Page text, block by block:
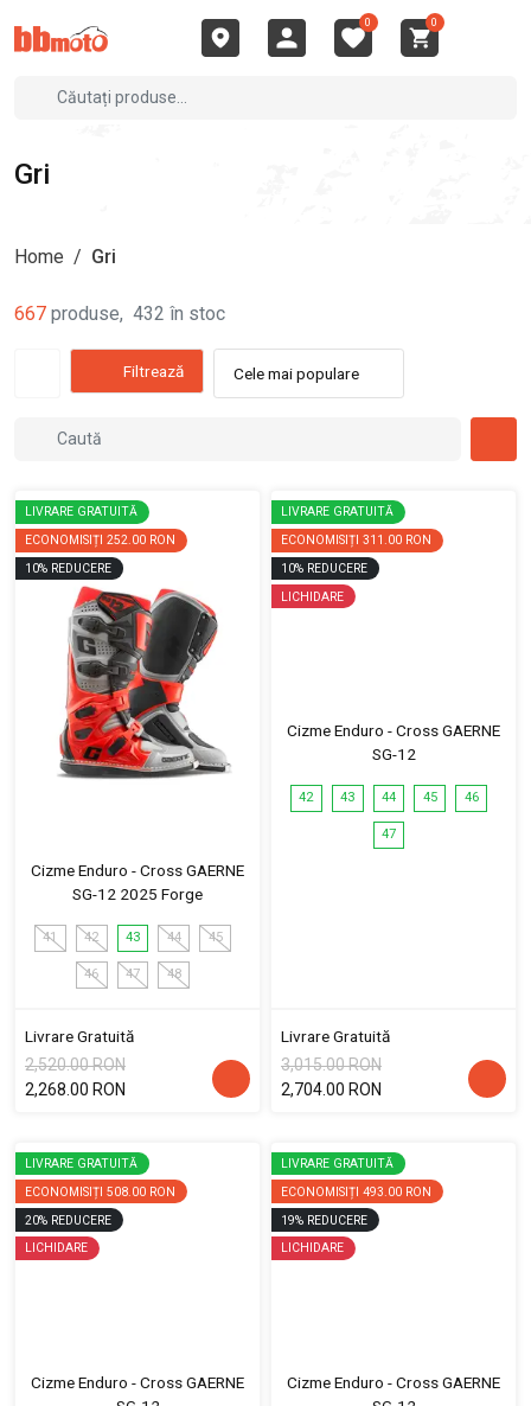
0 0
Gri
Home / Gri
667 produse, 432 în stoc
Filtrează Cele mai populare
LIVRARE GRATUITĂ
ECONOMISIȚI 252.00 RON
10% REDUCERE
Cizme Enduro - Cross GAERNE
SG-12 2025 Forge
41 42 43 44 45
46 47 48
Livrare Gratuită
2,520.00 RON
2,268.00 RON
LIVRARE GRATUITĂ
ECONOMISIȚI 311.00 RON
10% REDUCERE
LICHIDARE
Cizme Enduro - Cross GAERNE
SG-12
42 43 44 45 46
47
Livrare Gratuită
3,015.00 RON
2,704.00 RON
LIVRARE GRATUITĂ
ECONOMISIȚI 508.00 RON
20% REDUCERE
LICHIDARE
Cizme Enduro - Cross GAERNE
LIVRARE GRATUITĂ
ECONOMISIȚI 493.00 RON
19% REDUCERE
LICHIDARE
Cizme Enduro - Cross GAERNE